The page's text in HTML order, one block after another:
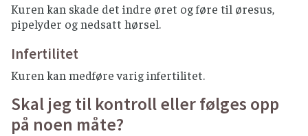
Kuren kan skade det indre øret og føre til øresus,
pipelyder og nedsatt hørsel.
Infertilitet
Kuren kan medføre varig infertilitet.
Skal jeg til kontroll eller følges opp
på noen måte?